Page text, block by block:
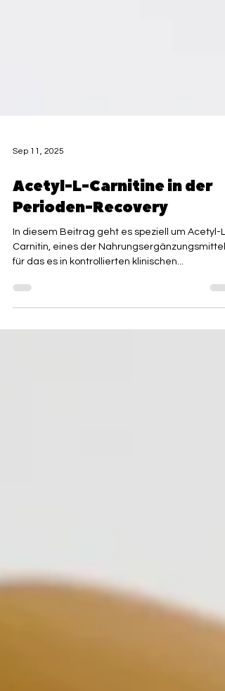
Acetyl-L-Carnitine in der
Perioden-Recovery
In diesem Beitrag geht es speziell um Acetyl-L-
Carnitin, eines der Nahrungsergänzungsmittel ,